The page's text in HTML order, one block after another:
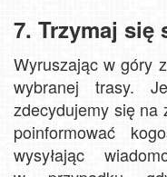
7. Trzymaj się
Wyruszając w góry
wybranej trasy.
zdecydujemy się na
poinformować
wysyłając